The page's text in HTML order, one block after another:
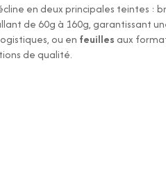
en deux principales teintes :
de 60g à 160g, garantissant
ou en feuillesaux
de qualité.